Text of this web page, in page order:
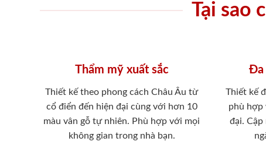
Tại sao
Thẩm mỹ xuất sắc
Thiết kế theo phong cách Châu Âu từ
cổ điển đến hiện đại cùng với hơn 10
màu vân gỗ tự nhiên. Phù hợp với mọi
không gian trong nhà bạn.
Đa
Thiết kế
phù hợp
đại.